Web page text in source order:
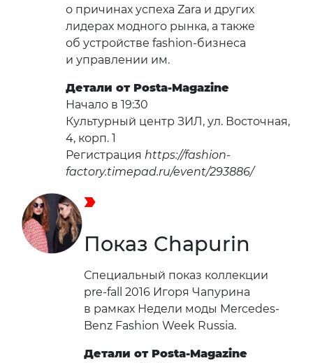
о причинах успеха Zara и других
лидерах модного рынка, а также
об устройстве fashion-бизнеса
и управлении им.
Детали от Posta-Magazine
Начало в 19:30
Культурный центр ЗИЛ, ул. Восточная,
4, корп. 1
Регистрация https://fashion-
factory.timepad.ru/event/293886/
Показ Chapurin
Специальный показ коллекции
pre-fall 2016 Игоря Чапурина
в рамках Недели моды Mercedes-
Benz Fashion Week Russia.
Детали от Posta-Magazine